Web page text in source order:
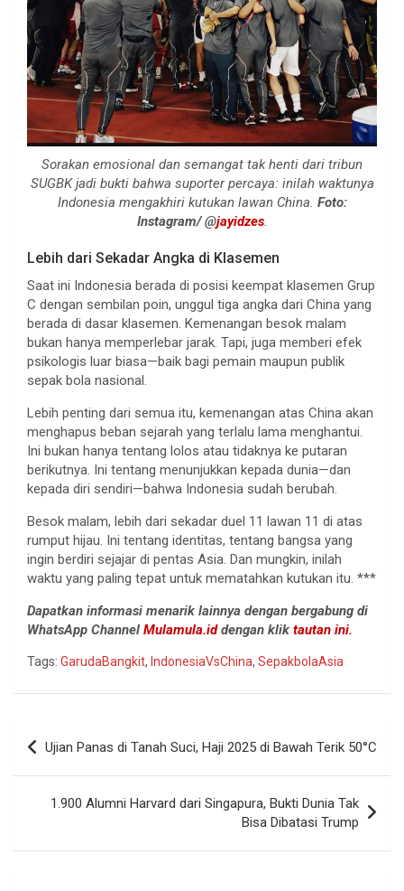
Sorakan emosional dan semangat tak henti dari tribun
SUGBK jadi bukti bahwa suporter percaya: inilah waktunya
Indonesia mengakhiri kutukan lawan China. Foto:
Instagram/ @jayidzes.
Lebih dari Sekadar Angka di Klasemen
Saat ini Indonesia berada di posisi keempat klasemen Grup
C dengan sembilan poin, unggul tiga angka dari China yang
berada di dasar klasemen. Kemenangan besok malam
bukan hanya memperlebar jarak. Tapi, juga memberi efek
psikologis luar biasa—baik bagi pemain maupun publik
sepak bola nasional.
Lebih penting dari semua itu, kemenangan atas China akan
menghapus beban sejarah yang terlalu lama menghantui.
Ini bukan hanya tentang lolos atau tidaknya ke putaran
berikutnya. Ini tentang menunjukkan kepada dunia—dan
kepada diri sendiri—bahwa Indonesia sudah berubah.
Besok malam, lebih dari sekadar duel 11 lawan 11 di atas
rumput hijau. Ini tentang identitas, tentang bangsa yang
ingin berdiri sejajar di pentas Asia. Dan mungkin, inilah
waktu yang paling tepat untuk mematahkan kutukan itu. ***
Dapatkan informasi menarik lainnya dengan bergabung di
WhatsApp Channel Mulamula.iddengan klik tautan ini.
Tags: GarudaBangkit, IndonesiaVsChina, SepakbolaAsia
Navigasi
pos
Ujian Panas di Tanah Suci, Haji 2025 di Bawah Terik 50°C
1.900 Alumni Harvard dari Singapura, Bukti Dunia Tak
Bisa Dibatasi Trump